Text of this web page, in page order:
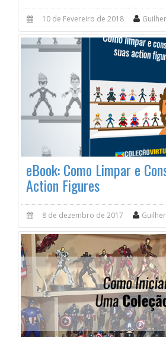
10 de Fevereiro de 2018
eBook: Como Limpar e
Action Figures
8 de dezembro de 2017